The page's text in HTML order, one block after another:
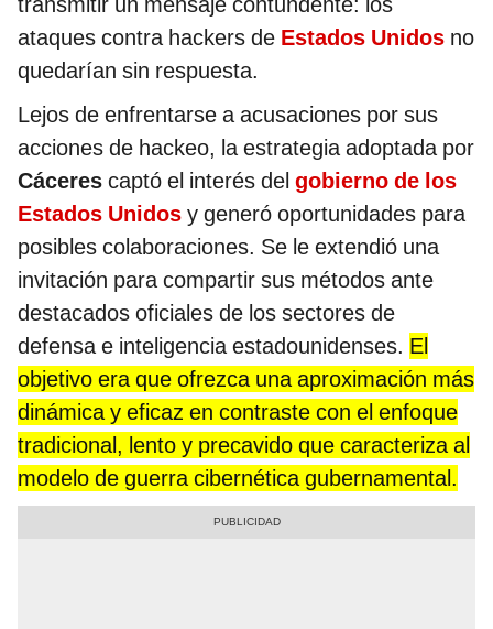
ataques contra hackers de Estados Unidos no
quedarían sin respuesta.
Lejos de enfrentarse a acusaciones por sus
acciones de hackeo, la estrategia adoptada por
Cáceres captó el interés del gobierno de los
Estados Unidos y generó oportunidades para
posibles colaboraciones. Se le extendió una
invitación para compartir sus métodos ante
destacados oficiales de los sectores de
defensa e inteligencia estadounidenses. El
objetivo era que ofrezca una aproximación más
dinámica y eficaz en contraste con el enfoque
tradicional, lento y precavido que caracteriza al
modelo de guerra cibernética gubernamental.